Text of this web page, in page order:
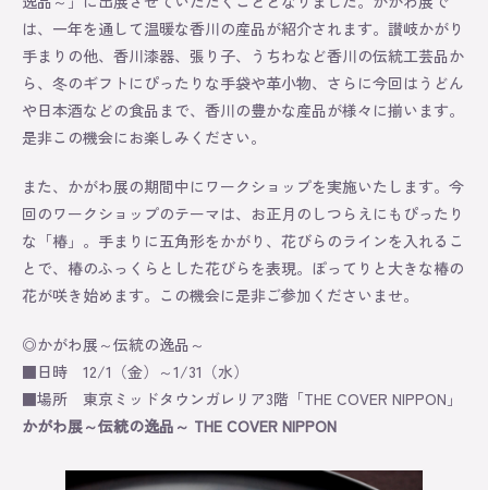
は、一年を通して温暖な香川の産品が紹介されます。讃岐かがり
手まりの他、香川漆器、張り子、うちわなど香川の伝統工芸品か
ら、冬のギフトにぴったりな手袋や革小物、さらに今回はうどん
や日本酒などの食品まで、香川の豊かな産品が様々に揃います。
是非この機会にお楽しみください。
また、かがわ展の期間中にワークショップを実施いたします。今
回のワークショップのテーマは、お正月のしつらえにもぴったり
な「椿」。手まりに五角形をかがり、花びらのラインを入れるこ
とで、椿のふっくらとした花びらを表現。ぽってりと大きな椿の
花が咲き始めます。この機会に是非ご参加くださいませ。
◎かがわ展～伝統の逸品～
■日時 12/1（金）～1/31（水）
■場所 東京ミッドタウンガレリア3階「THE COVER NIPPON」
かがわ展～伝統の逸品～ THE COVER NIPPON